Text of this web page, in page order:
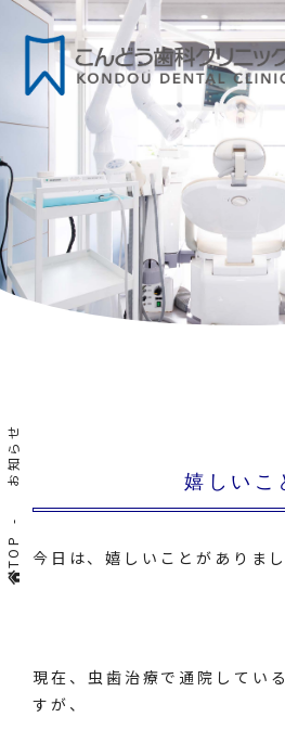
TOP
お知らせ 嬉しいこ
今日は、嬉しいことがありまし
現在、虫歯治療で通院してい
すが、